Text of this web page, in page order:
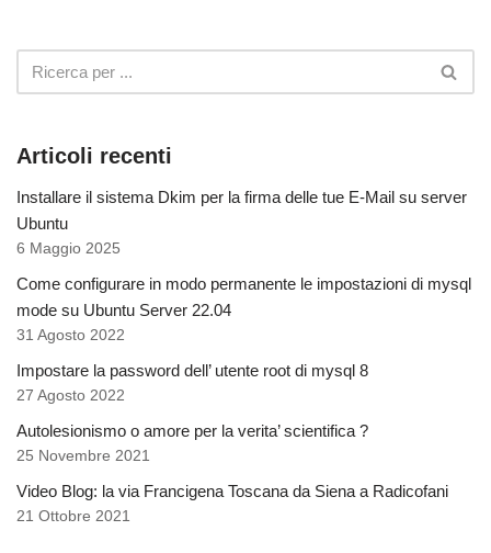
Articoli recenti
Installare il sistema Dkim per la firma delle tue E-Mail su server
Ubuntu
6 Maggio 2025
Come configurare in modo permanente le impostazioni di mysql
mode su Ubuntu Server 22.04
31 Agosto 2022
Impostare la password dell’ utente root di mysql 8
27 Agosto 2022
Autolesionismo o amore per la verita’ scientifica ?
25 Novembre 2021
Video Blog: la via Francigena Toscana da Siena a Radicofani
21 Ottobre 2021